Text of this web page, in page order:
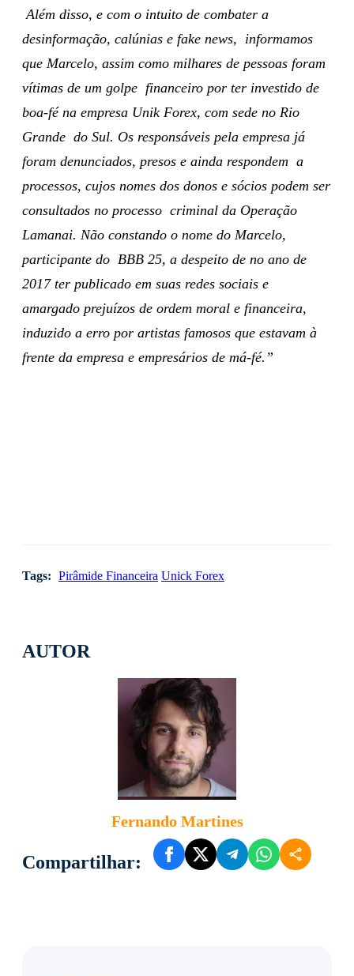
AUTOR
Fernando Martines
Compartilhar:
Além disso, e com o intuito de combater a
desinformação, calúnias e fake news, informamos
que Marcelo, assim como milhares de pessoas foram
vítimas de um golpe financeiro por ter investido de
boa-fé na empresa Unik Forex, com sede no Rio
Grande do Sul. Os responsáveis pela empresa já
foram denunciados, presos e ainda respondem a
processos, cujos nomes dos donos e sócios podem ser
consultados no processo criminal da Operação
Lamanai. Não constando o nome do Marcelo,
participante do BBB 25, a despeito de no ano de
2017 ter publicado em suas redes sociais e
amargado prejuízos de ordem moral e financeira,
induzido a erro por artistas famosos que estavam à
frente da empresa e empresários de má-fé.”
Tags: Pirâmide Financeira Unick Forex